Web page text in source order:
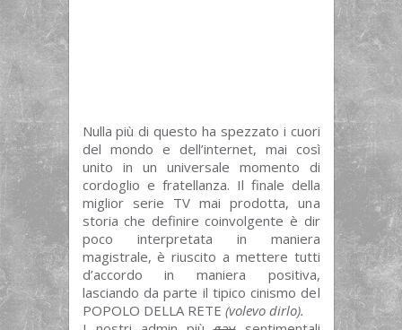
Nulla più di questo ha spezzato i cuori
del mondo e dell’internet, mai così
unito in un universale momento di
cordoglio e fratellanza. Il finale della
miglior serie TV mai prodotta, una
storia che definire coinvolgente è dir
poco interpretata in maniera
magistrale, è riuscito a mettere tutti
d’accordo in maniera positiva,
lasciando da parte il tipico cinismo del
POPOLO DELLA RETE (volevo dirlo).